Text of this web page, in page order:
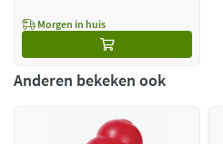
Morgen in huis
Anderen bekeken ook